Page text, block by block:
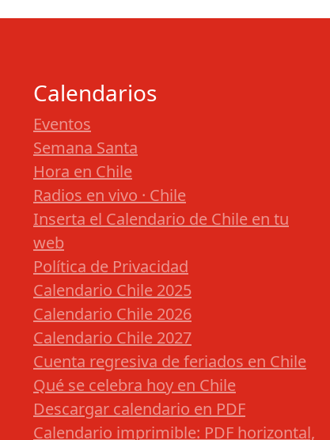
Calendarios
Eventos
Semana Santa
Hora en Chile
Radios en vivo · Chile
Inserta el Calendario de Chile en tu
web
Política de Privacidad
Calendario Chile 2025
Calendario Chile 2026
Calendario Chile 2027
Cuenta regresiva de feriados en Chile
Qué se celebra hoy en Chile
Descargar calendario en PDF
Calendario imprimible: PDF horizontal,